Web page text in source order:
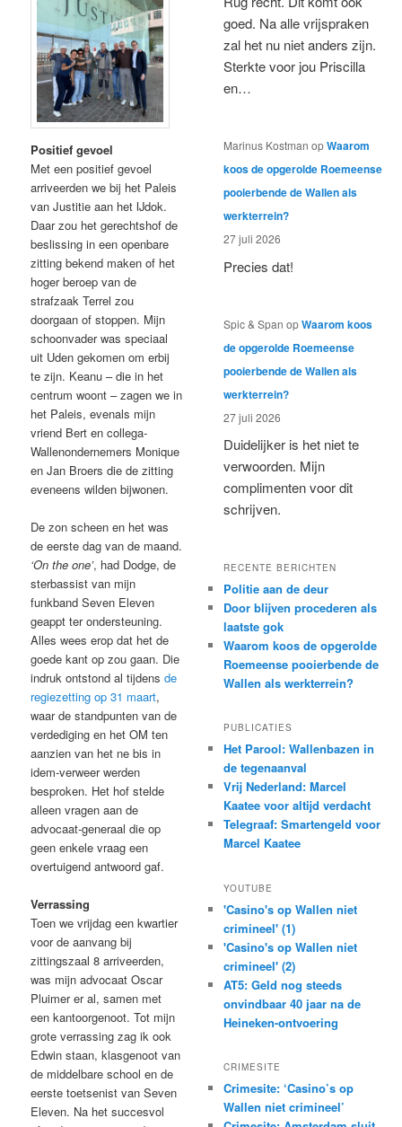
Positief gevoel
Met een positief gevoel
arriveerden we bij het Paleis
van Justitie aan het IJdok.
Daar zou het gerechtshof de
beslissing in een openbare
zitting bekend maken of het
hoger beroep van de
strafzaak Terrel zou
doorgaan of stoppen. Mijn
schoonvader was speciaal
uit Uden gekomen om erbij
te zijn. Keanu – die in het
centrum woont – zagen we in
het Paleis, evenals mijn
vriend Bert en collega-
Wallenondernemers Monique
en Jan Broers die de zitting
eveneens wilden bijwonen.
De zon scheen en het was
de eerste dag van de maand.
‘On the one’, had Dodge, de
sterbassist van mijn
funkband Seven Eleven
geappt ter ondersteuning.
Alles wees erop dat het de
goede kant op zou gaan. Die
indruk ontstond al tijdensde
regiezetting op 31 maart,
waar de standpunten van de
verdediging en het OM ten
aanzien van het ne bis in
idem-verweer werden
besproken. Het hof stelde
alleen vragen aan de
advocaat-generaal die op
geen enkele vraag een
overtuigend antwoord gaf.
Verrassing
Toen we vrijdag een kwartier
voor de aanvang bij
zittingszaal 8 arriveerden,
was mijn advocaat Oscar
Pluimer er al, samen met
een kantoorgenoot. Tot mijn
grote verrassing zag ik ook
Edwin staan, klasgenoot van
de middelbare school en de
eerste toetsenist van Seven
Eleven. Na het succesvol
goed. Na alle vrijspraken
zal het nu niet anders zijn.
Sterkte voor jou Priscilla
en…
Marinus Kostman opWaarom
koos de opgerolde Roemeense
pooierbende de Wallen als
werkterrein?
27 juli 2026
Precies dat!
Spic & Span opWaarom koos
de opgerolde Roemeense
pooierbende de Wallen als
werkterrein?
27 juli 2026
Duidelijker is het niet te
verwoorden. Mijn
complimenten voor dit
schrijven.
RECENTE BERICHTEN
Politie aan de deur
Door blijven procederen als
laatste gok
Waarom koos de opgerolde
Roemeense pooierbende de
Wallen als werkterrein?
PUBLICATIES
Het Parool: Wallenbazen in
de tegenaanval
Vrij Nederland: Marcel
Kaatee voor altijd verdacht
Telegraaf: Smartengeld voor
Marcel Kaatee
YOUTUBE
'Casino's op Wallen niet
crimineel' (1)
'Casino's op Wallen niet
crimineel' (2)
AT5: Geld nog steeds
onvindbaar 40 jaar na de
Heineken-ontvoering
CRIMESITE
Crimesite: ‘Casino’s op
Wallen niet crimineel’